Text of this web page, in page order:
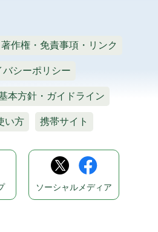
著作権・免責事項・リンク
バシーポリシー
本方針・ガイドライン
い方 携帯サイト
ソーシャルメディア